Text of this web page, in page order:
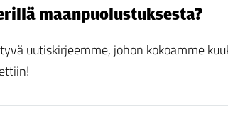
maanpuolustuksesta?
uutiskirjeemme, johon kokoamme